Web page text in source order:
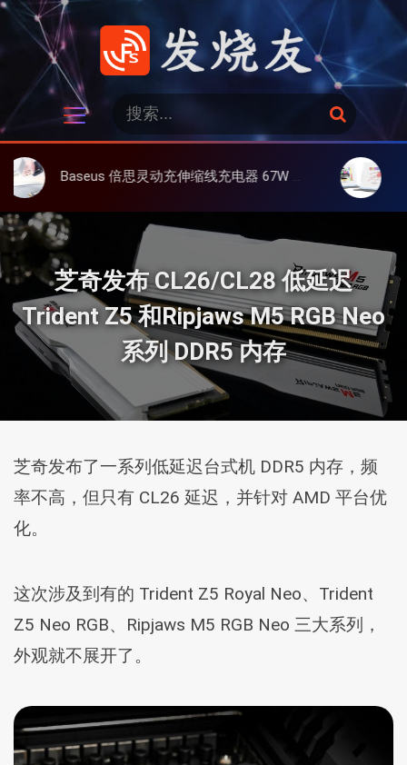
跳
发烧友
：
搜
索
Baseus 倍思灵动充伸缩线充电器 67W 3C，超耐用可伸缩线、氮化镓、3C多设备同时充 大上 Paperlike
芝奇发布 CL26/CL28 低延迟
Trident Z5 和Ripjaws M5 RGB Neo
系列 DDR5 内存
芝奇发布了一系列低延迟台式机 DDR5 内存，频
率不高，但只有 CL26 延迟，并针对 AMD 平台优
化。
这次涉及到有的 Trident Z5 Royal Neo、Trident
Z5 Neo RGB、Ripjaws M5 RGB Neo 三大系列，
外观就不展开了。